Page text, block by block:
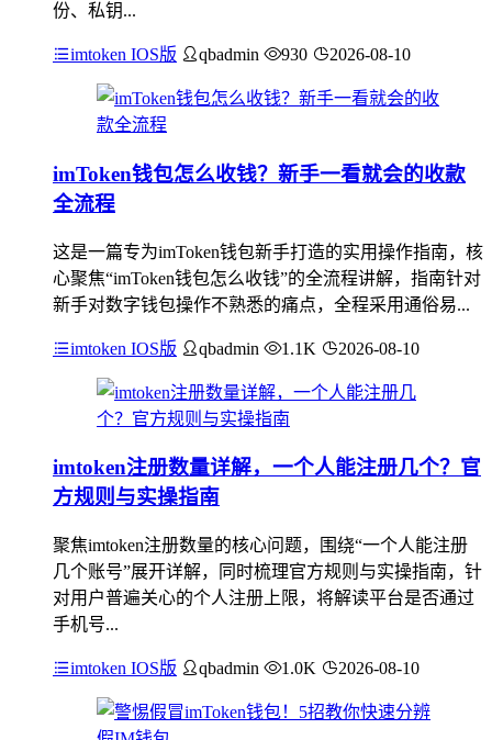
份、私钥...
imtoken IOS版 qbadmin 930 2026-08-10
imToken钱包怎么收钱？新手一看就会的收款
全流程
这是一篇专为imToken钱包新手打造的实用操作指南，核
心聚焦“imToken钱包怎么收钱”的全流程讲解，指南针对
新手对数字钱包操作不熟悉的痛点，全程采用通俗易...
imtoken IOS版 qbadmin 1.1K 2026-08-10
imtoken注册数量详解，一个人能注册几个？官
方规则与实操指南
聚焦imtoken注册数量的核心问题，围绕“一个人能注册
几个账号”展开详解，同时梳理官方规则与实操指南，针
对用户普遍关心的个人注册上限，将解读平台是否通过
手机号...
imtoken IOS版 qbadmin 1.0K 2026-08-10